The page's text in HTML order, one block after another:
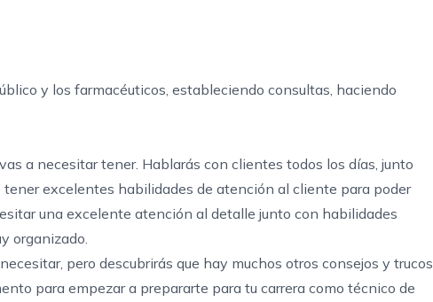
y los farmacéuticos, estableciendo consultas, haciendo
a necesitar tener. Hablarás con clientes todos los días, junto
tener excelentes habilidades de atención al cliente para poder
una excelente atención al detalle junto con habilidades
organizado.
pero descubrirás que hay muchos otros consejos y trucos
para empezar a prepararte para tu carrera como técnico de